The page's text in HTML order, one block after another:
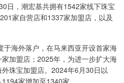
日，潮宏基共拥有1542家线下珠宝
家自营店和1337家加盟店，以及
海外落户，在马来西亚开设首家海
加盟店；2025年，为进一步扩大海
珠宝加盟店。2024年6月30日以
家增加至1340家。